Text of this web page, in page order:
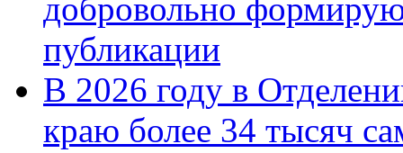
добровольно
публикации
В 2026 году в
краю более 34 тысяч